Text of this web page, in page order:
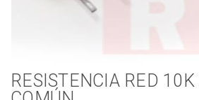
RESISTENCIA RED 10K